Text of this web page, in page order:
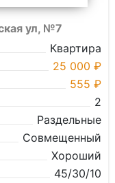
ул, №7
Квартира
25 000 ₽
555 ₽
2
Раздельные
Совмещенный
Хороший
45/30/10